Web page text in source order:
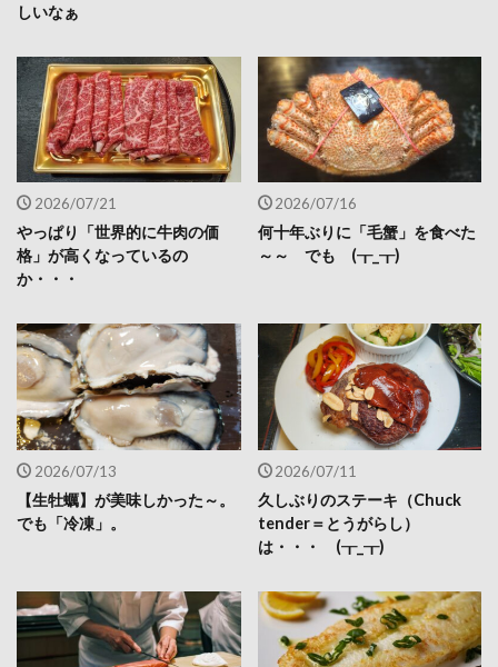
しいなぁ
2026/07/21
やっぱり「世界的に牛肉の価
格」が高くなっているの
か・・・
2026/07/16
何十年ぶりに「毛蟹」を食べた
～～ でも (┰_┰)
2026/07/13
【生牡蠣】が美味しかった～。
でも「冷凍」。
2026/07/11
久しぶりのステーキ（Chuck
tender＝とうがらし）
は・・・ (┰_┰)